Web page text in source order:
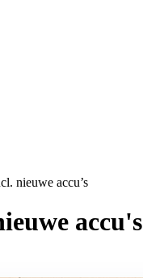
nieuwe accu’s
accu's